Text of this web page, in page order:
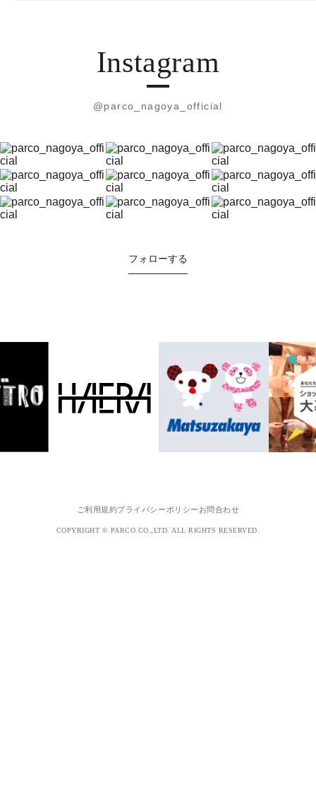
Instagram
@parco_nagoya_official
フォローする
ご利用規約プライバシーポリシー お問合わせ
COPYRIGHT © PARCO.CO.,LTD. ALL RIGHTS RESERVED.